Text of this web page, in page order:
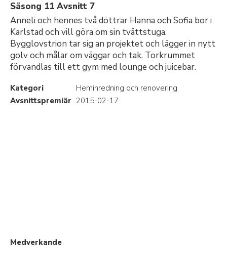
Säsong 11 Avsnitt 7
Anneli och hennes två döttrar Hanna och Sofia bor i
Karlstad och vill göra om sin tvättstuga.
Bygglovstrion tar sig an projektet och lägger in nytt
golv och målar om väggar och tak. Torkrummet
förvandlas till ett gym med lounge och juicebar.
Kategori
Heminredning och renovering
Avsnittspremiär 2015-02-17
Medverkande